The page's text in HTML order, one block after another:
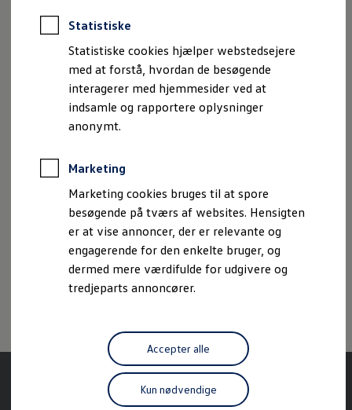
Statistiske
Statistiske cookies hjælper webstedsejere
med at forstå, hvordan de besøgende
interagerer med hjemmesider ved at
indsamle og rapportere oplysninger
anonymt.
Marketing
Marketing cookies bruges til at spore
besøgende på tværs af websites. Hensigten
er at vise annoncer, der er relevante og
engagerende for den enkelte bruger, og
dermed mere værdifulde for udgivere og
tredjeparts annoncører.
Accepter alle
Kun nødvendige
Ejere og services
Book tid på værkstedet
Service
Serviceabonnementer
Service 5+
Service på elbiler
Prismatch
Fordele ved autoriseret værksted
Brugbar information
Servicefordele
Digitale ekstrafunktioner
Se tjenesterne til din model
Volkswagen-apps, login og shop
Forbind mobiltelefonen med bilen
Opdateringer til software, kort og radio
Fleet Interface Data
MinVolkswagen
Digital instruktionsbog
Tilbehør
Fordele ved at vælge autoriseret værksted til din
Om Volkswagen
Nyheder
Tilmeld nyhedsbrev
Pressemeddelser
Kalenderbillede
Ønsker du at fremhæve det ikoniske design endnu mere,
kan ID. Buzz også fås med tofarvet lakering, som hylder
modellens klassiske rødder.
Du kan se udvalget af farver på ID. Buzz Korther
Buzz Langher
Juridisk information Samtykke
Privatlivspolitik
Cookiepolitik
Handelsbetingelser
Volkswagen AG (Kolofon og juridiske tekster)
Oplysninger om tilgængelighed
EU Data Act
Volkswagen Databeskyttelsesportal